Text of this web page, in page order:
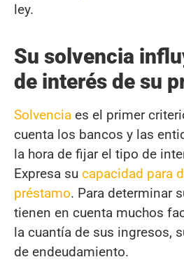
ley.
Su solvencia
de interés de su
Solvencia es el primer
cuenta los bancos y las
la hora de fijar el tipo de
Expresa su capacidad para
préstamo. Para determinar
tienen en cuenta muchos
la cuantía de sus ingresos,
de endeudamiento.